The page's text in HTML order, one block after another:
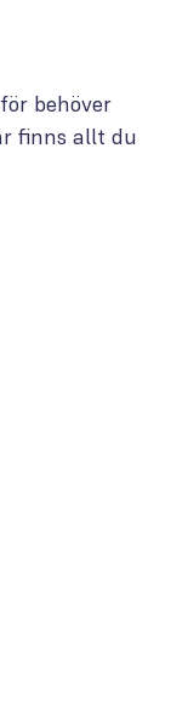
behöver
finns allt du